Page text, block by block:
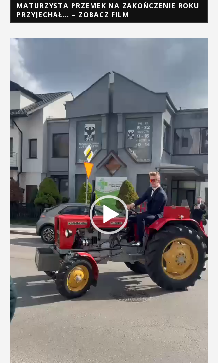
MATURZYSTA PRZEMEK NA ZAKOŃCZENIE ROKU
PRZYJECHAŁ… – ZOBACZ FILM
Odtwarzacz